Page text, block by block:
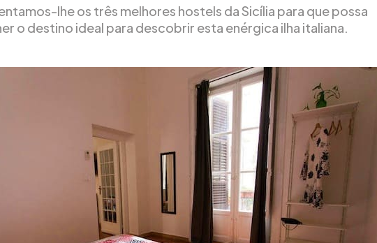
lhe os três melhores hostels da Sicília para que possa
o destino ideal para descobrir esta enérgica ilha italiana.